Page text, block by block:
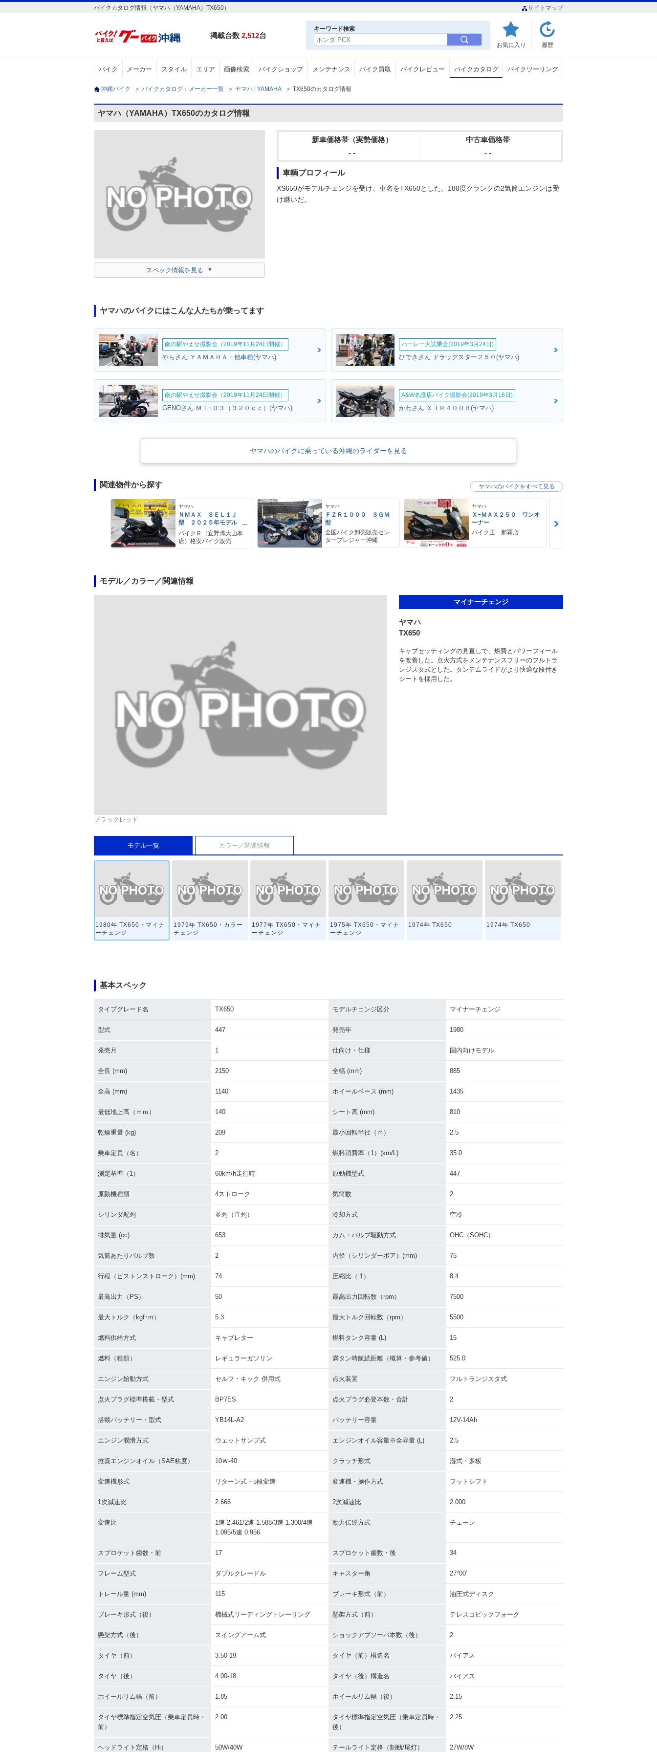
バイクカタログ情報（ヤマハ（YAMAHA）TX650） サイトマップ
掲載台数 2,512台
キーワード検索
お気に入り 履歴
バイク メーカー スタイル エリア 画像検索 バイクショップ メンテナンス バイク買取 バイクレビュー バイクカタログ バイクツーリング
沖縄バイク ＞ バイクカタログ：メーカー一覧 ＞ ヤマハ | YAMAHA ＞ TX650のカタログ情報
ヤマハ（YAMAHA）TX650のカタログ情報
スペック情報を見る
新車価格帯（実勢価格）
- -
中古車価格帯
- -
車輌プロフィール
XS650がモデルチェンジを受け、車名をTX650とした。180度クランクの2気筒エンジンは受
け継いだ。
ヤマハのバイクにはこんな人たちが乗ってます
南の駅やえせ撮影会（2019年11月24日開催）
やらさん:ＹＡＭＡＨＡ・他車種(ヤマハ)
ハーレー大試乗会(2019年3月24日)
ひできさん:ドラッグスター２５０(ヤマハ)
南の駅やえせ撮影会（2019年11月24日開催）
GENOさん:ＭＴ−０３（３２０ｃｃ）(ヤマハ)
A&W名護店バイク撮影会(2019年3月16日)
かわさん:ＸＪＲ４００Ｒ(ヤマハ)
ヤマハのバイクに乗っている沖縄のライダーを見る
関連物件から探す
ヤマハ
ＮＭＡＸ ＳＥＬ１Ｊ
型 ２０２５年モデル
ＡＢＳ キーレス リア
キャリア リアＢＯＸ
バイクＲ（宜野湾大山本
店）格安バイク販売
ヤマハ
ＦＺＲ１０００ ３ＧＭ
型
全国バイク卸売販売セン
タープレジャー沖縄
ヤマハ
Ｘ−ＭＡＸ２５０ ワンオ
ーナー
バイク王 那覇店
ヤマハのバイクをすべて見る
モデル／カラー／関連情報
ブラックレッド
マイナーチェンジ
ヤマハ
TX650
キャブセッティングの見直しで、燃費とパワーフィール
を改善した。点火方式をメンテナンスフリーのフルトラ
ンジスタ式とした。タンデムライドがより快適な段付き
シートを採用した。
モデル一覧 カラー／関連情報
1980年 TX650・マイナ
ーチェンジ
1979年 TX650・カラー
チェンジ
1977年 TX650・マイナ
ーチェンジ
1975年 TX650・マイナ
ーチェンジ
1974年 TX650 1974年 TX650
基本スペック
タイプグレード名 TX650 モデルチェンジ区分 マイナーチェンジ
型式 447 発売年 1980
発売月 1 仕向け・仕様 国内向けモデル
全長 (mm) 2150 全幅 (mm) 885
全高 (mm) 1140 ホイールベース (mm) 1435
最低地上高（ｍｍ） 140 シート高 (mm) 810
乾燥重量 (kg) 209 最小回転半径（ｍ） 2.5
乗車定員（名） 2 燃料消費率（1）(km/L) 35.0
測定基準（1） 60km/h走行時 原動機型式 447
原動機種類 4ストローク 気筒数 2
シリンダ配列 並列（直列） 冷却方式 空冷
排気量 (cc) 653 カム・バルブ駆動方式 OHC（SOHC）
気筒あたりバルブ数 2 内径（シリンダーボア）(mm) 75
行程（ピストンストローク）(mm) 74 圧縮比（:1） 8.4
最高出力（PS） 50 最高出力回転数（rpm） 7500
最大トルク（kgf･m） 5.3 最大トルク回転数（rpm） 5500
燃料供給方式 キャブレター 燃料タンク容量 (L) 15
燃料（種類） レギュラーガソリン 満タン時航続距離（概算・参考値） 525.0
エンジン始動方式 セルフ・キック 併用式 点火装置 フルトランジスタ式
点火プラグ標準搭載・型式 BP7ES 点火プラグ必要本数・合計 2
搭載バッテリー・型式 YB14L-A2 バッテリー容量 12V-14Ah
エンジン潤滑方式 ウェットサンプ式 エンジンオイル容量※全容量 (L) 2.5
推奨エンジンオイル（SAE粘度） 10Ｗ-40 クラッチ形式 湿式・多板
変速機形式 リターン式・5段変速 変速機・操作方式 フットシフト
1次減速比 2.666 2次減速比 2.000
変速比
1速 2.461/2速 1.588/3速 1.300/4速
1.095/5速 0.956
動力伝達方式 チェーン
スプロケット歯数・前 17 スプロケット歯数・後 34
フレーム型式 ダブルクレードル キャスター角 27°00′
トレール量 (mm) 115 ブレーキ形式（前） 油圧式ディスク
ブレーキ形式（後） 機械式リーディングトレーリング 懸架方式（前） テレスコピックフォーク
懸架方式（後） スイングアーム式 ショックアブソーバ本数（後） 2
タイヤ（前） 3.50-19 タイヤ（前）構造名 バイアス
タイヤ（後） 4.00-18 タイヤ（後）構造名 バイアス
ホイールリム幅（前） 1.85 ホイールリム幅（後） 2.15
タイヤ標準指定空気圧（乗車定員時・
前）
2.00
タイヤ標準指定空気圧（乗車定員時・
後）
2.25
ヘッドライト定格（Hi） 50W/40W テールライト定格（制動/尾灯） 27W/8W